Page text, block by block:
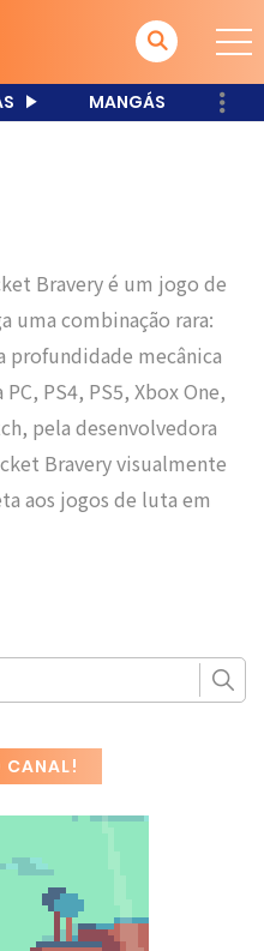
MANGÁS
Bravery é um jogo de
uma combinação rara:
mecânica
PS4, PS5, Xbox One,
pela desenvolvedora
Bravery visualmente
aos jogos de luta em
CANAL!